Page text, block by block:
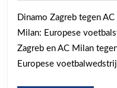
Dinamo Zagreb tegen
Milan: Europese
Zagreb en AC Milan
Europese